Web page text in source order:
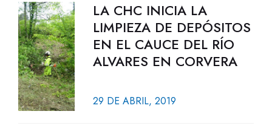
LA CHC INICIA LA
LIMPIEZA DE DEPÓSITOS
EN EL CAUCE DEL RÍO
ALVARES EN CORVERA
29 DE ABRIL, 2019